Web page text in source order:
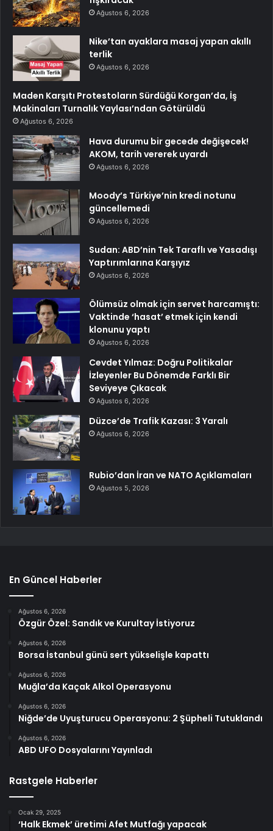
Ağustos 6, 2026
Nike’tan ayaklara masaj yapan akıllı
terlik
Ağustos 6, 2026
Maden Karşıtı Protestoların Sürdüğü Korgan’da, İş
Makinaları Turnalık Yaylası’ndan Götürüldü
Ağustos 6, 2026
Hava durumu bir gecede değişecek!
AKOM, tarih vererek uyardı
Ağustos 6, 2026
Moody’s Türkiye’nin kredi notunu
güncellemedi
Ağustos 6, 2026
Sudan: ABD’nin Tek Taraflı ve Yasadışı
Yaptırımlarına Karşıyız
Ağustos 6, 2026
Ölümsüz olmak için servet harcamıştı:
Vaktinde ‘hasat’ etmek için kendi
klonunu yaptı
Ağustos 6, 2026
Cevdet Yılmaz: Doğru Politikalar
İzleyenler Bu Dönemde Farklı Bir
Seviyeye Çıkacak
Ağustos 6, 2026
Düzce’de Trafik Kazası: 3 Yaralı
Ağustos 6, 2026
Rubio’dan İran ve NATO Açıklamaları
Ağustos 5, 2026
En Güncel Haberler
Ağustos 6, 2026
Özgür Özel: Sandık ve Kurultay İstiyoruz
Ağustos 6, 2026
Borsa İstanbul günü sert yükselişle kapattı
Ağustos 6, 2026
Muğla’da Kaçak Alkol Operasyonu
Ağustos 6, 2026
Niğde’de Uyuşturucu Operasyonu: 2 Şüpheli Tutuklandı
Ağustos 6, 2026
ABD UFO Dosyalarını Yayınladı
Rastgele Haberler
Ocak 29, 2025
‘Halk Ekmek’ üretimi Afet Mutfağı yapacak